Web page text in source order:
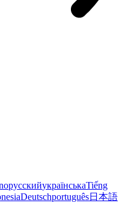
русскийукраїнськаTiếng
Deutschportuguês日本語